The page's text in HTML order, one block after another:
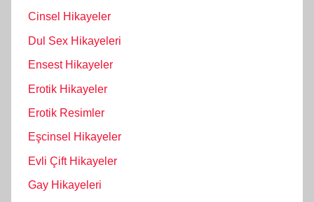
Cinsel Hikayeler
Dul Sex Hikayeleri
Ensest Hikayeler
Erotik Hikayeler
Erotik Resimler
Eşcinsel Hikayeler
Evli Çift Hikayeler
Gay Hikayeleri